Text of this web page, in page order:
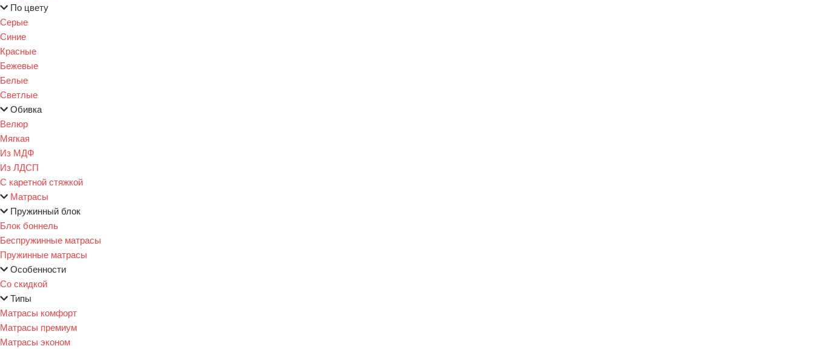
По цвету
Серые
Синие
Красные
Бежевые
Белые
Светлые
Обивка
Велюр
Мягкая
Из МДФ
Из ЛДСП
С каретной стяжкой
Матрасы
Пружинный блок
Блок боннель
Беспружинные матрасы
Пружинные матрасы
Особенности
Со скидкой
Типы
Матрасы комфорт
Матрасы премиум
Матрасы эконом